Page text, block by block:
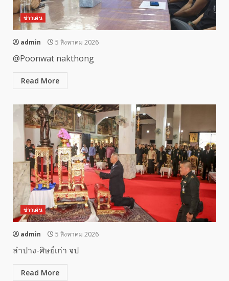
ข่าวเด่น
admin 5 สิงหาคม 2026
@Poonwat nakthong
Read More
ข่าวเด่น
admin 5 สิงหาคม 2026
ลำปาง-ศิษย์เก่า จป
Read More